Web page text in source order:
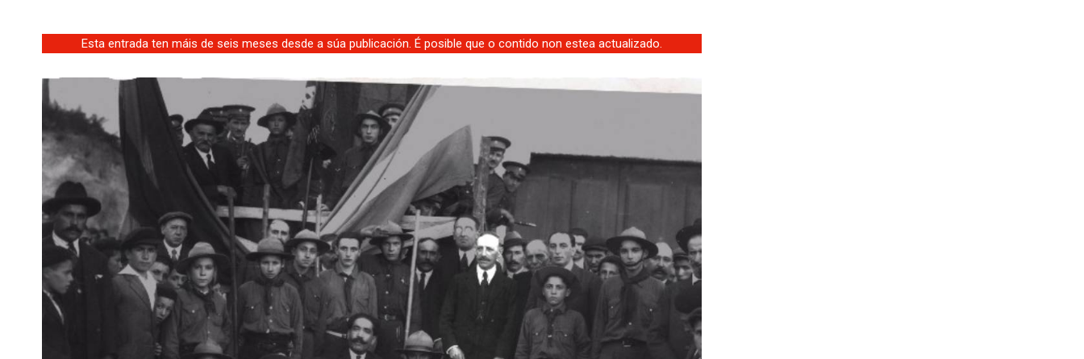
Esta entrada ten máis de seis meses desde a súa publicación. É posible que o contido non estea actualizado.